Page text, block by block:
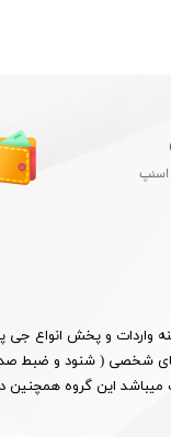
اسنپ
واردات و پخش انواع
شخصی ( شنود و ضبط
این گروه همچنین در